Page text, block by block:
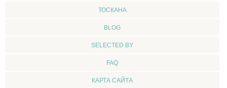
ТОСКАНА
BLOG
SELECTED BY
FAQ
КАРТА САЙТА